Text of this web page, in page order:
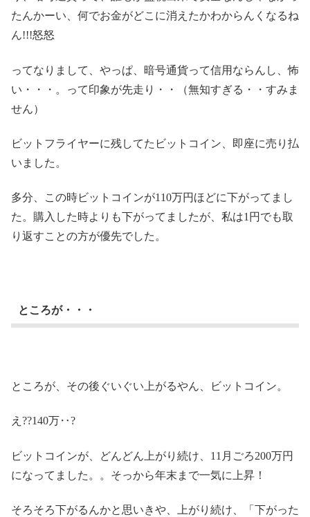
たんかーい、何でお金がどこに消えたかわからんくなるね
ん!!!怒怒
ってなりまして、やっぱ、暗号通貨って信用ならんし、怖
い・・・。って印象が先走り・・（無知すぎる・・すみま
せん）
ビットフライヤーに残してたビットコイン、即座に売り払
いました。
多分、この時ビットコインが110万円ほどに下がってまし
た。購入した時よりも下がってましたが、私は1円でも取
り返すことの方が優先でした。
ところが・・・
ところが、その後ぐいぐい上がるやん、ビットコイン。
え??140万‥?
ビットコインが、どんどん上がり続け、11月ごろ200万円
になってました。。そっから年末まで一気に上昇！
そろそろ下がるんかと思いきや、上がり続け、「下がった